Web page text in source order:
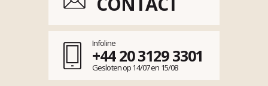
Infoline
+44 20 3129 3301
Gesloten op 14/07 en 15/08